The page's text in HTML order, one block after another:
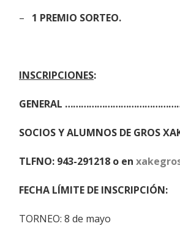
– 1 PREMIO SORTEO.
INSCRIPCIONES:
GENERAL
SOCIOS Y ALUMNOS DE GROS
TLFNO: 943-291218 o en
FECHA LÍMITE DE INSCRIPCIÓN:
TORNEO: 8 de mayo